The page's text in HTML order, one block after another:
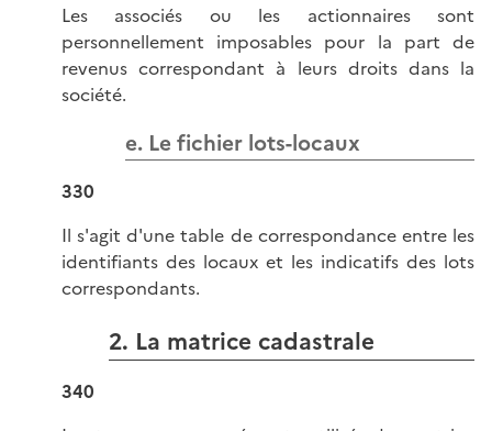
Les associés ou les actionnaires sont
personnellement imposables pour la part de
revenus correspondant à leurs droits dans la
société.
e. Le fichier lots-locaux
330
Il s'agit d'une table de correspondance entre les
identifiants des locaux et les indicatifs des lots
correspondants.
2. La matrice cadastrale
340